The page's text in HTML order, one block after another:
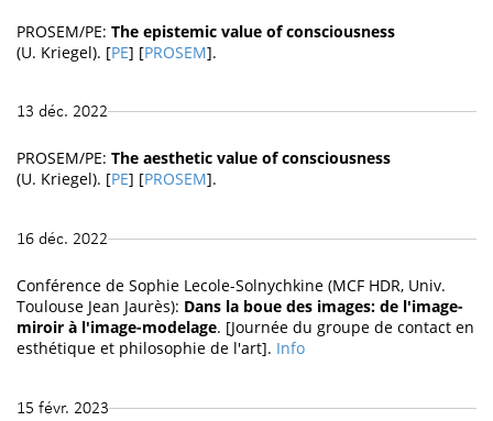
PROSEM/PE: The epistemic value of consciousness
(U. Kriegel). [PE] [PROSEM].
13 déc. 2022
PROSEM/PE: The aesthetic value of consciousness
(U. Kriegel). [PE] [PROSEM].
16 déc. 2022
Conférence de Sophie Lecole-Solnychkine (MCF HDR, Univ.
Toulouse Jean Jaurès): Dans la boue des images: de l'image-
miroir à l'image-modelage. [Journée du groupe de contact en
esthétique et philosophie de l'art]. Info
15 févr. 2023